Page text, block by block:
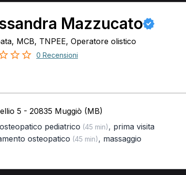
Mazzucato
MCB, TNPEE, Operatore olistico
0 Recensioni
5 - 20835 Muggiò (MB)
pediatrico (45 min), prima visita
osteopatico (45 min), massaggio